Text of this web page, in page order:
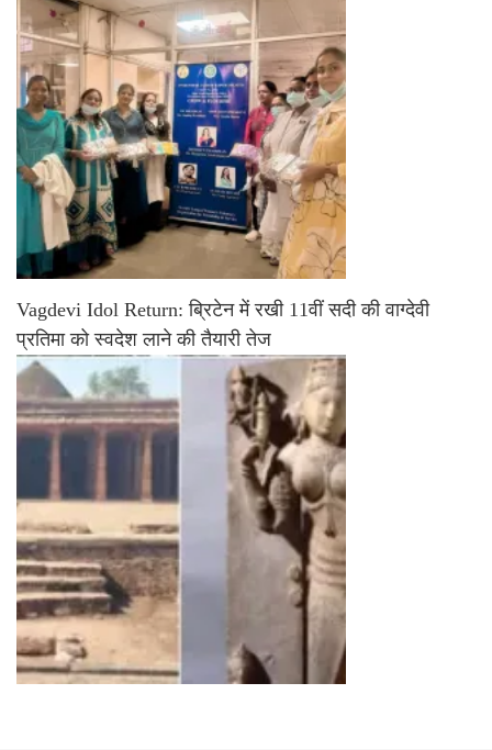
Vagdevi Idol Return: ब्रिटेन में रखी 11वीं सदी की वाग्देवी
प्रतिमा को स्वदेश लाने की तैयारी तेज